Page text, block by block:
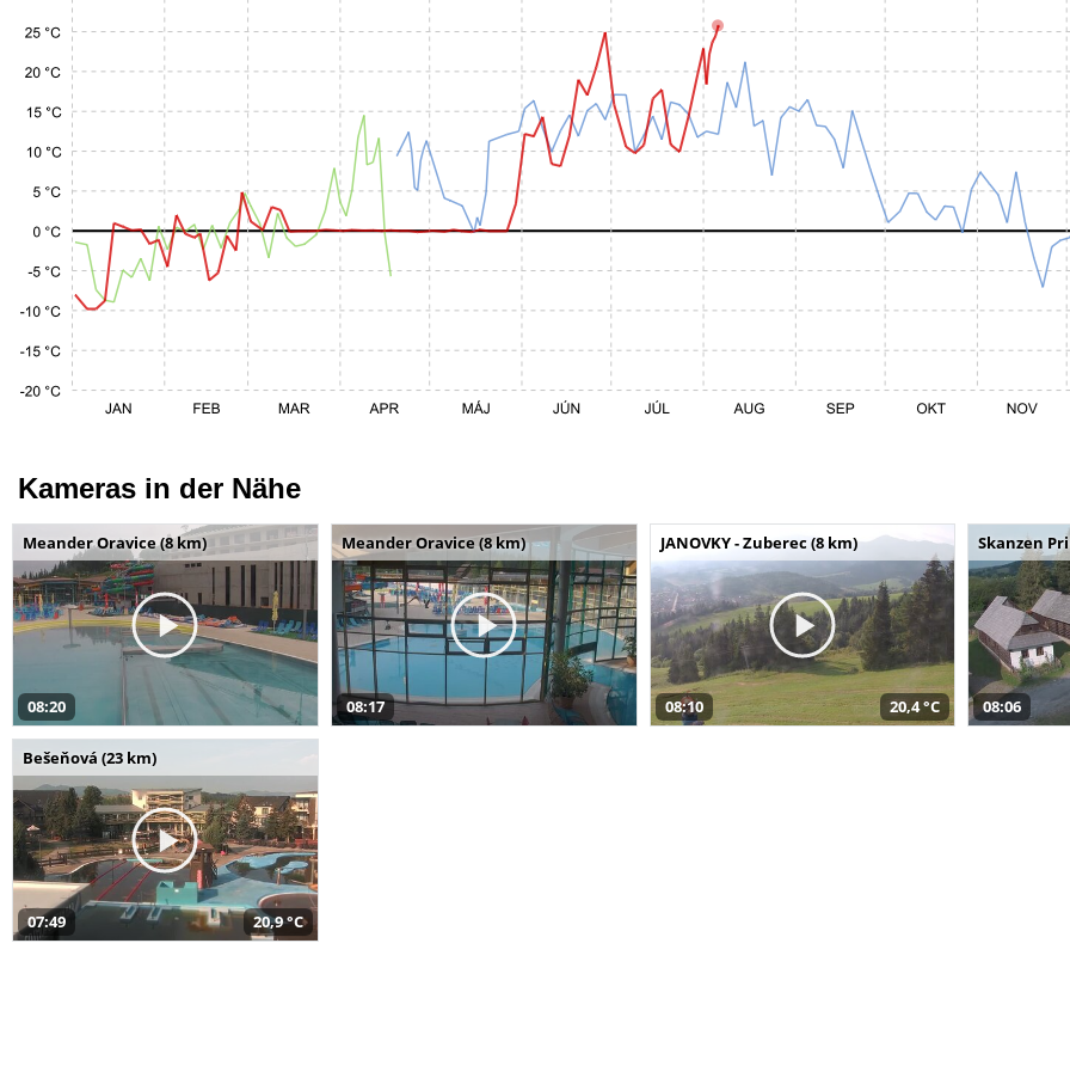
Kameras in der Nähe
Meander Oravice (8 km)
08:20
Meander Oravice (8 km)
08:17
JANOVKY - Zuberec (8 km)
08:10 20,4 °C
Skanzen
08:06
Bešeňová (23 km)
07:49 20,9 °C